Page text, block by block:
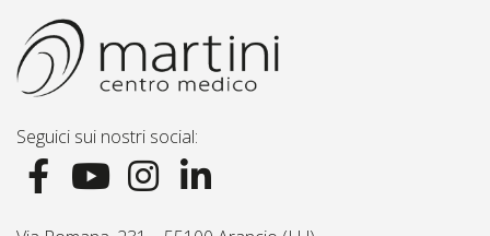
Seguici sui nostri social: